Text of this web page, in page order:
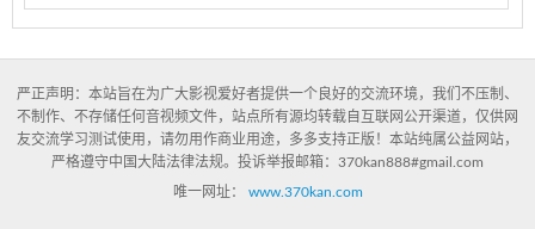
严正声明：本站旨在为广大影视爱好者提供一个良好的交流环境，我们不压制、
不制作、不存储任何音视频文件，站点所有源均转载自互联网公开渠道，仅供网
友交流学习测试使用，请勿用作商业用途，多多支持正版！本站纯属公益网站，
严格遵守中国大陆法律法规。投诉举报邮箱：370kan888#gmail.com
唯一网址： www.370kan.com